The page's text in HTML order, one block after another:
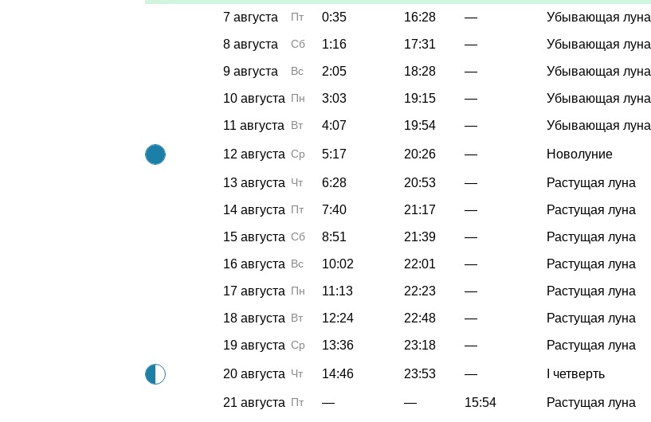
7 августа Пт 0:35 16:28 — Убывающая луна
8 августа
Сб 1:16 17:31 — Убывающая луна
9 августа
Вс 2:05 18:28 — Убывающая луна
10 августа Пн 3:03 19:15 — Убывающая луна
11 августа
Вт 4:07 19:54 — Убывающая луна
12 августа Ср 5:17 20:26 — Новолуние
13 августа Чт 6:28 20:53 — Растущая луна
14 августа Пт 7:40 21:17 — Растущая луна
15 августа Сб 8:51 21:39 — Растущая луна
16 августа Вс 10:02 22:01 — Растущая луна
17 августа Пн 11:13 22:23 — Растущая луна
18 августа Вт 12:24 22:48 — Растущая луна
19 августа Ср 13:36 23:18 — Растущая луна
20 августа Чт 14:46 23:53 — I четверть
21 августа Пт — — 15:54 Растущая луна